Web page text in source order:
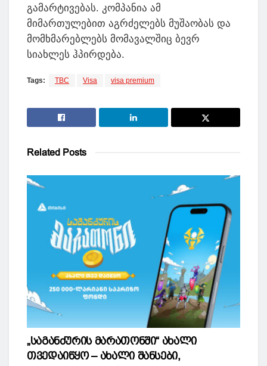
გამარტივებას. კომპანია ამ
მიმართულებით აგრძელებს მუშაობას და
მომხმარებლებს მომავალშიც ბევრ
სიახლეს ჰპირდება.
Tags: TBC Visa visa premium
Related Posts
„საგანძურის მარათონში“ ახალი
თვედაიწყო – ახალი შანსები,